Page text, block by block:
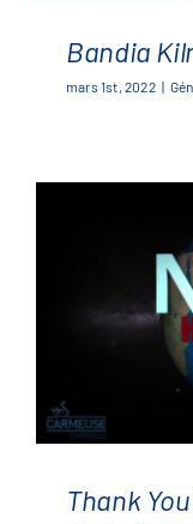
Bandia
mars 1st, 2022 |
Thank